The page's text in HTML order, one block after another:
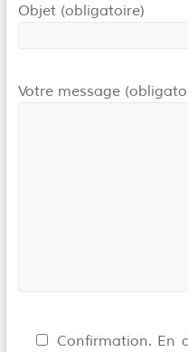
Objet (obligatoire)
Votre message
Confirmation. En